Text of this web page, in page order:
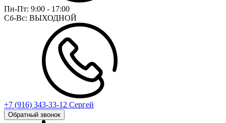
Пн-Пт: 9:00 - 17:00
Сб-Вс: ВЫХОДНОЙ
+7 (916) 343-33-12 Сергей
Обратный звонок